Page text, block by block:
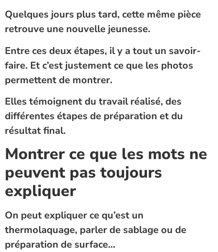
Quelques jours plus tard, cette même pièce
retrouve une nouvelle jeunesse.
Entre ces deux étapes, il y a tout un savoir-
faire. Et c’est justement ce que les photos
permettent de montrer.
Elles témoignent du travail réalisé, des
différentes étapes de préparation et du
résultat final.
Montrer ce que les mots ne
peuvent pas toujours
expliquer
On peut expliquer ce qu’est un
thermolaquage, parler de sablage ou de
préparation de surface…